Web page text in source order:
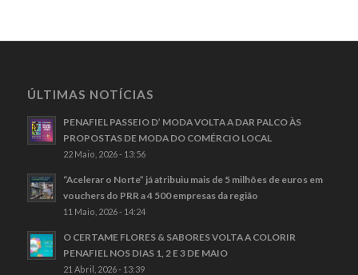
ÚLTIMAS NOTÍCIAS
PENAFIEL PASSEIO D’ MODA VOLTA A DAR PALCO ÀS
PROPOSTAS DE MODA DO COMÉRCIO LOCAL
22 Maio, 2026 - 13:56
“Acelerar o Norte” já atribuiu mais de 5 milhões de euros em
vouchers do PRR a 4 500 empresas da região
11 Maio, 2026 - 14:24
O CERTAME FLORES & SABORES VOLTA A COLORIR
PENAFIEL NOS DIAS 1, 2 E 3 DE MAIO
21 Abril, 2026 - 13:39